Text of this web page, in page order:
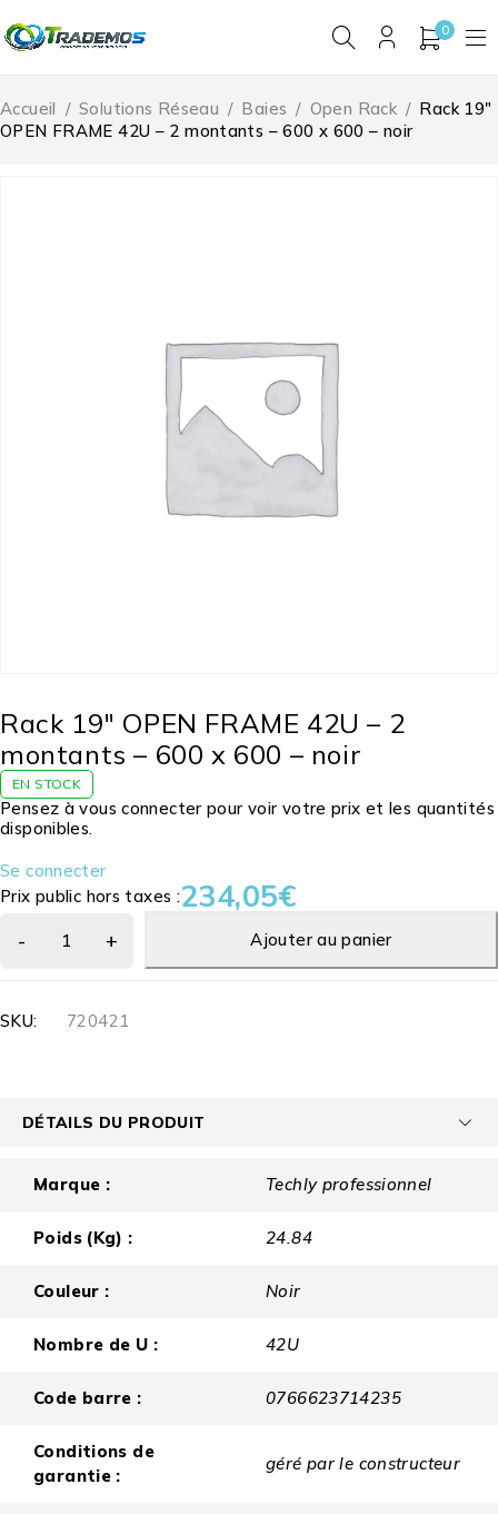
0
Accueil / Solutions Réseau / Baies / Open Rack / Rack 19″
OPEN FRAME 42U – 2 montants – 600 x 600 – noir
Rack 19″ OPEN FRAME 42U – 2
montants – 600 x 600 – noir
EN STOCK
Pensez à vous connecter pour voir votre prix et les quantités
disponibles.
Se connecter
Prix public hors taxes :234,05€
Ajouter au panier
SKU: 720421
DÉTAILS DU PRODUIT
Marque : Techly professionnel
Poids (Kg) : 24.84
Couleur : Noir
Nombre de U : 42U
Code barre : 0766623714235
Conditions de
garantie :
géré par le constructeur